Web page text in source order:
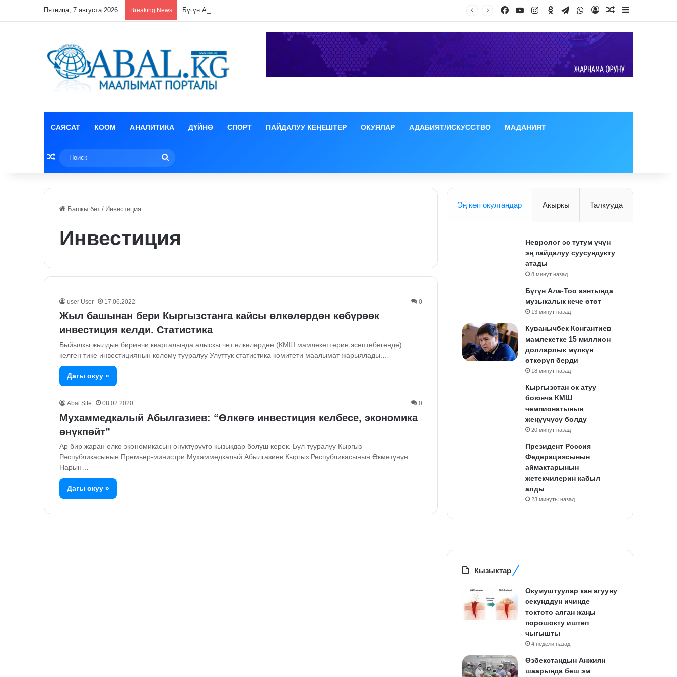
Пятница, 7 августа 2026 Breaking News Бүгүн Ала-Тоо аянтында музыкалык кече өтөт FacebookYouTubeInstagram
Odnoklassniki
TelegramWhatsApp
Log InRandom Article
САЯСАТ КООМ АНАЛИТИКА ДҮЙНӨ СПОРТ ПАЙДАЛУУ КЕҢЕШТЕР ОКУЯЛАР АДАБИЯТ/ИСКУССТВО МАДАНИЯТ
Random Article
Башкы бет / Инвестиция
Инвестиция
user User 17.06.2022 0
Жыл башынан бери Кыргызстанга кайсы өлкөлөрдөн көбүрөөк
инвестиция келди. Статистика
Быйылкы жылдын биринчи кварталында алыскы чет өлкөлөрдөн (КМШ мамлекеттерин эсептебегенде)
келген тике инвестициянын көлөмү тууралуу Улуттук статистика комитети маалымат жарыялады.…
Дагы окуу »
Abal Site 08.02.2020 0
Мухаммедкалый Абылгазиев: “Өлкөгө инвестиция келбесе, экономика
өнүкпөйт”
Ар бир жаран өлкө экономикасын өнүктүрүүгө кызыкдар болуш керек. Бул тууралуу Кыргыз
Республикасынын Премьер-министри Мухаммедкалый Абылгазиев Кыргыз Республикасынын Өкмөтүнүн
Нарын…
Дагы окуу »
Эң көп окулгандар Акыркы Талкууда
Невролог эс тутум үчүн
эң пайдалуу суусундукту
атады
8 минут назад
Бүгүн Ала-Тоо аянтында
музыкалык кече өтөт
13 минут назад
Куванычбек Конгантиев
мамлекетке 15 миллион
долларлык мүлкүн
өткөрүп берди
18 минут назад
Кыргызстан ок атуу
боюнча КМШ
чемпионатынын
жеңүүчүсү болду
20 минут назад
Президент Россия
Федерациясынын
аймактарынын
жетекчилерин кабыл
алды
23 минуты назад
Кызыктар
Окумуштуулар кан агууну
секунддун ичинде
токтото алган жаңы
порошокту иштеп
чыгышты
4 недели назад
Өзбекстандын Анжиян
шаарында беш эм